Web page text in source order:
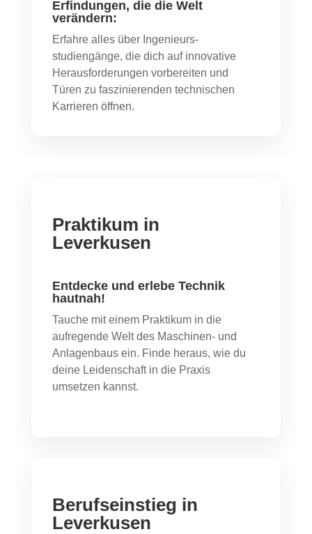
Erfindungen, die die Welt
verändern:
Erfahre alles über Ingenieurs­
studiengänge, die dich auf innovative
Herausforderungen vorbereiten und
Türen zu faszinierenden technischen
Karrieren öffnen.
Praktikum in
Leverkusen
Entdecke und erlebe Technik
hautnah!
Tauche mit einem Praktikum in die
aufregende Welt des Maschinen- und
Anlagenbaus ein. Finde heraus, wie du
deine Leidenschaft in die Praxis
umsetzen kannst.
Berufseinstieg in
Leverkusen